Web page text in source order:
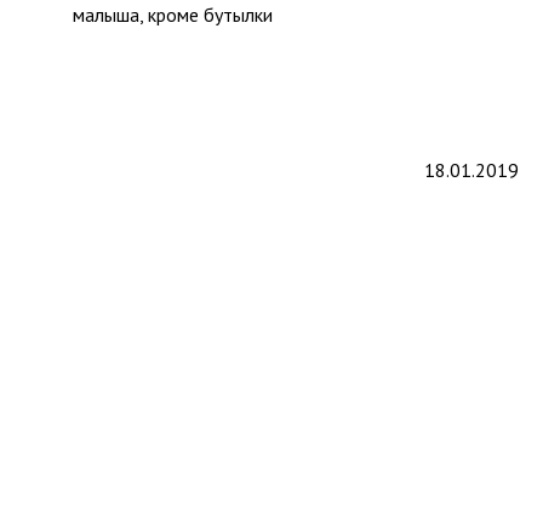
малыша, кроме бутылки
18.01.2019